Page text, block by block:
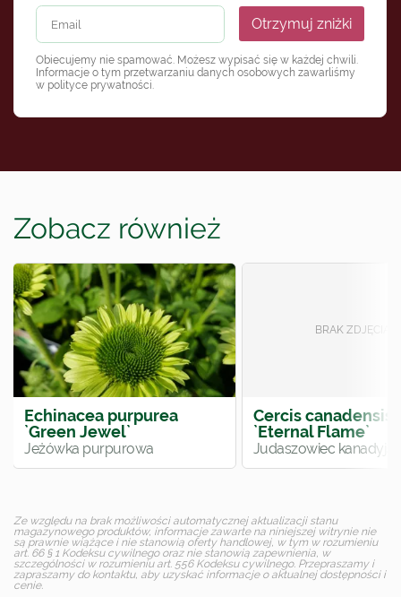
Otrzymuj zniżki
Obiecujemy nie spamować. Możesz wypisać się w każdej chwili.
Informacje o tym przetwarzaniu danych osobowych zawarliśmy
w polityce prywatności
Zobacz również
Echinacea purpurea
`Green Jewel`
Jeżówka purpurowa
Cercis canadensis
`Eternal Flame`
Judaszowiec
Ze względu na brak możliwości automatycznej aktualizacji stanu
magazynowego produktów, informacje zawarte na niniejszej witrynie nie
są prawnie wiążące i nie stanowią oferty handlowej, w tym w rozumieniu
art. 66 § 1 Kodeksu cywilnego oraz nie stanowią zapewnienia, w
szczególności w rozumieniu art. 556 Kodeksu cywilnego. Przepraszamy i
zapraszamy do kontaktu, aby uzyskać informacje o aktualnej dostępności i
cenie.